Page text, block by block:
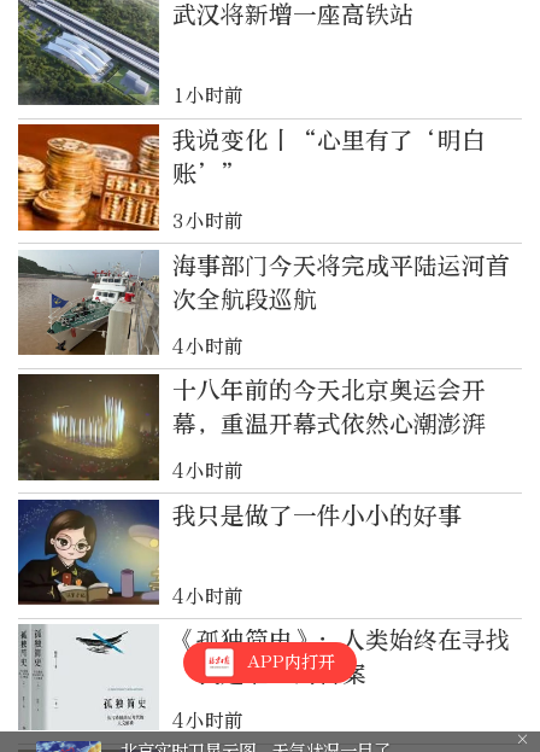
武汉将新增一座高铁站
1小时前
我说变化丨“心里有了‘明白
账’”
3小时前
海事部门今天将完成平陆运河首
次全航段巡航
4小时前
十八年前的今天北京奥运会开
幕，重温开幕式依然心潮澎湃
4小时前
我只是做了一件小小的好事
4小时前
《孤独简史》：人类始终在寻找
“我是谁”的答案
4小时前
APP内打开